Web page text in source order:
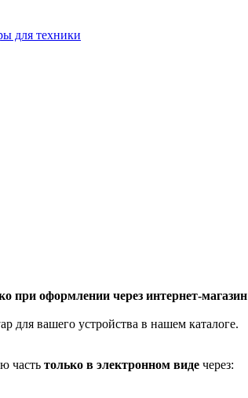
для техники
при оформлении через интернет-магазин
для вашего устройства в нашем каталоге.
часть только в электронном виде через: